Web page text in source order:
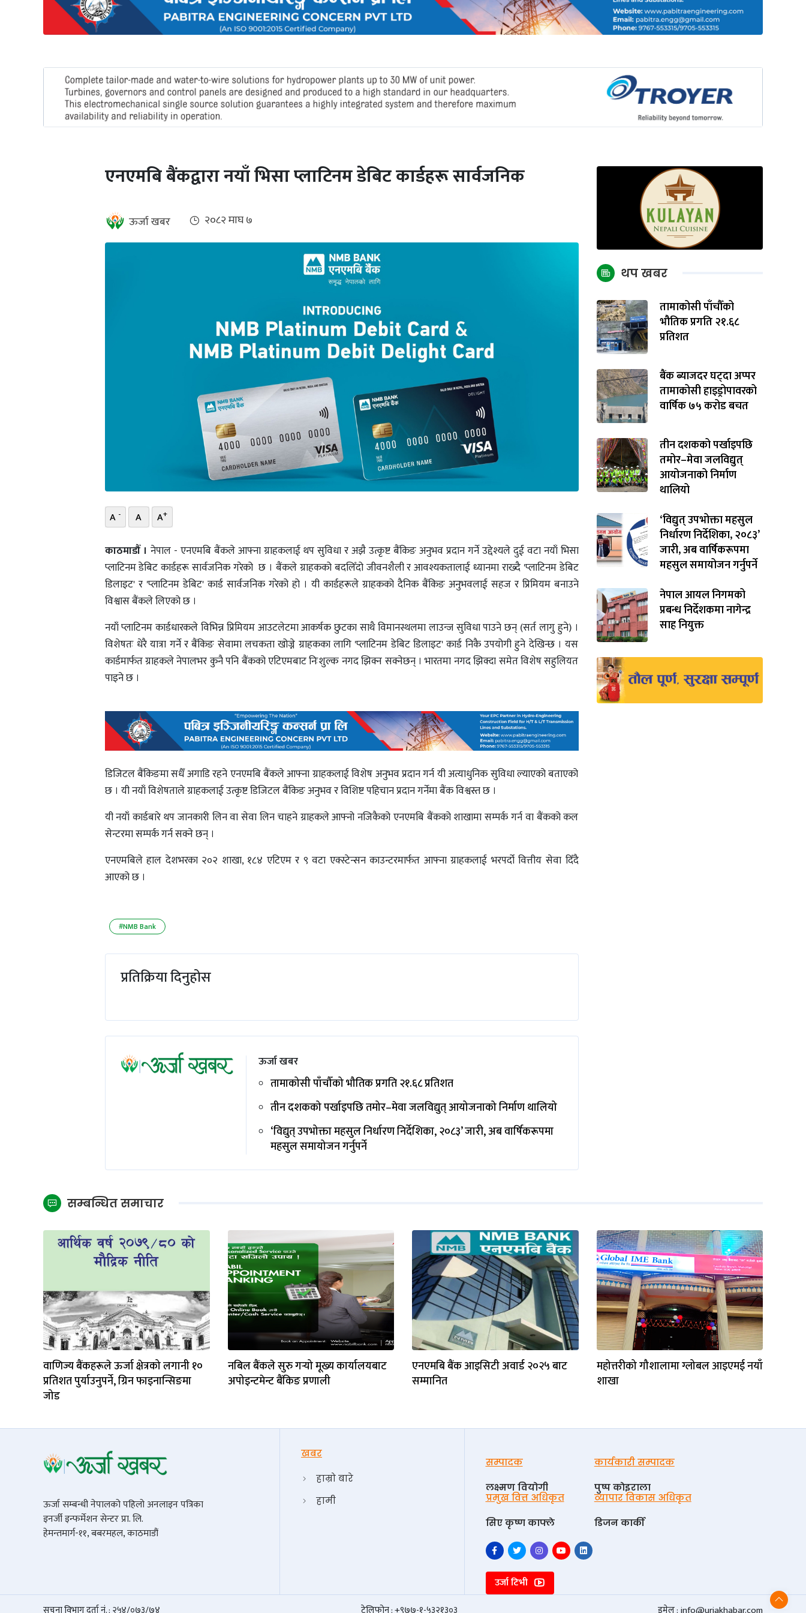
जलवायु
एनएमबि बैंकद्वारा नयाँ भिसा प्लाटिनम डेबिट कार्डहरू सार्वजनिक
ऊर्जा खबर २०८२ माघ ७
A - A A+
काठमाडौँ । नेपाल - एनएमबि बैंकले आफ्ना ग्राहकलाई थप सुविधा र अझै उत्कृष्ट बैंकिङ अनुभव प्रदान गर्ने उद्देश्यले दुई वटा नयाँ भिसा
प्लाटिनम डेबिट कार्डहरू सार्वजनिक गरेको छ । बैंकले ग्राहकको बदलिँदो जीवनशैली र आवश्यकतालाई ध्यानमा राख्दै 'प्लाटिनम डेबिट
डिलाइट' र 'प्लाटिनम डेबिट' कार्ड सार्वजनिक गरेको हो । यी कार्डहरूले ग्राहकको दैनिक बैंकिङ अनुभवलाई सहज र प्रिमियम बनाउने
विश्वास बैंकले लिएको छ ।
नयाँ प्लाटिनम कार्डधारकले विभिन्न प्रिमियम आउटलेटमा आकर्षक छुटका साथै विमानस्थलमा लाउन्ज सुविधा पाउने छन् (सर्त लागु हुने) ।
विशेषतः धेरै यात्रा गर्ने र बैंकिङ सेवामा लचकता खोज्ने ग्राहकका लागि 'प्लाटिनम डेबिट डिलाइट' कार्ड निकै उपयोगी हुने देखिन्छ । यस
कार्डमार्फत ग्राहकले नेपालभर कुनै पनि बैंकको एटिएमबाट निःशुल्क नगद झिक्न सक्नेछन् । भारतमा नगद झिक्दा समेत विशेष सहुलियत
पाइने छ ।
डिजिटल बैंकिङमा सधैँ अगाडि रहने एनएमबि बैंकले आफ्ना ग्राहकलाई विशेष अनुभव प्रदान गर्न यी अत्याधुनिक सुविधा ल्याएको बताएको
छ । यी नयाँ विशेषताले ग्राहकलाई उत्कृष्ट डिजिटल बैंकिङ अनुभव र विशिष्ट पहिचान प्रदान गर्नेमा बैंक विश्वस्त छ ।
यी नयाँ कार्डबारे थप जानकारी लिन वा सेवा लिन चाहने ग्राहकले आफ्नो नजिकैको एनएमबि बैंकको शाखामा सम्पर्क गर्न वा बैंकको कल
सेन्टरमा सम्पर्क गर्न सक्ने छन् ।
एनएमबिले हाल देशभरका २०२ शाखा, १८४ एटिएम र ९ वटा एक्स्टेन्सन काउन्टरमार्फत आफ्ना ग्राहकलाई भरपर्दो वित्तीय सेवा दिँदै
आएको छ ।
#NMB Bank
प्रतिक्रिया दिनुहोस
ऊर्जा खबर
तामाकोसी पाँचौँको भौतिक प्रगति २१.६८ प्रतिशत
तीन दशकको पर्खाइपछि तमोर–मेवा जलविद्युत् आयोजनाको निर्माण थालियो
‘विद्युत् उपभोक्ता महसुल निर्धारण निर्देशिका, २०८३’ जारी, अब वार्षिकरूपमा
महसुल समायोजन गर्नुपर्ने
थप खबर
तामाकोसी पाँचौँको
भौतिक प्रगति २१.६८
प्रतिशत
बैंक ब्याजदर घट्दा अप्पर
तामाकोसी हाइड्रोपावरको
वार्षिक ७५ करोड बचत
तीन दशकको पर्खाइपछि
तमोर–मेवा जलविद्युत्
आयोजनाको निर्माण
थालियो
‘विद्युत् उपभोक्ता महसुल
निर्धारण निर्देशिका, २०८३’
जारी, अब वार्षिकरूपमा
महसुल समायोजन गर्नुपर्ने
नेपाल आयल निगमको
प्रबन्ध निर्देशकमा नागेन्द्र
साह नियुक्त
सम्बन्धित समाचार
वाणिज्य बैंकहरूले ऊर्जा क्षेत्रको लगानी १०
प्रतिशत पुर्याउनुपर्ने, ग्रिन फाइनान्सिङमा
जोड
नबिल बैंकले सुरु गर्‍यो मूख्य कार्यालयबाट
अपोइन्टमेन्ट बैंकिङ प्रणाली
एनएमबि बैंक आइसिटी अवार्ड २०२५ बाट
सम्मानित
महोत्तरीको गौशालामा ग्लोबल आइएमई नयाँ
शाखा
ऊर्जा सम्बन्धी नेपालको पहिलो अनलाइन पत्रिका
इनर्जी इन्फर्मेशन सेन्टर प्रा. लि.
हेमन्तमार्ग-११, बबरमहल, काठमाडौं
खबर
हाम्रो बारे
हामी
सम्पादक
लक्ष्मण वियोगी
कार्यकारी सम्पादक
पुष्प काेइराला
प्रमुख वित्त अधिकृत
सिए कृष्ण काफ्ले
व्यापार विकास अधिकृत
डिजन कार्की
उर्जा टिभी